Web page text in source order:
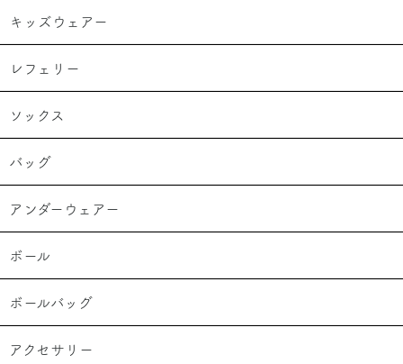
キッズウェアー
レフェリー
ソックス
バッグ
アンダーウェアー
ボール
ボールバッグ
アクセサリー